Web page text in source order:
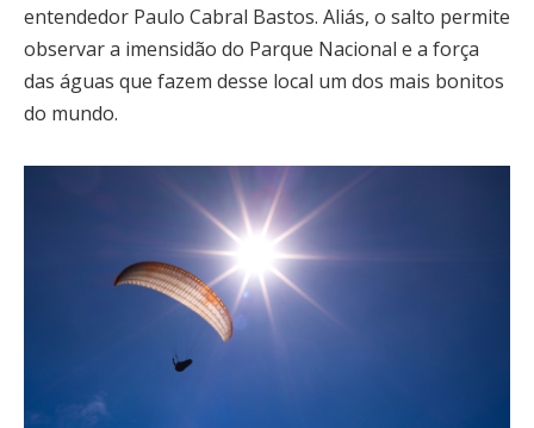
entendedor Paulo Cabral Bastos. Aliás, o salto permite
observar a imensidão do Parque Nacional e a força
das águas que fazem desse local um dos mais bonitos
do mundo.